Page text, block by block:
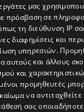
μας
πρόσβαση σε
τη διεύθυνση IP
διαφημίσεις και
υπηρεσιών.
αυτούς και άλλους
και
προμηθευτές
να αντιταχθείτε
σας οποιαδήποτε